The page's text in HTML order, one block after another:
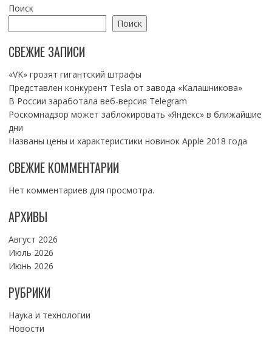
Поиск
Поиск
СВЕЖИЕ ЗАПИСИ
«VK» грозят гигантский штрафы
Представлен конкурент Tesla от завода «Калашникова»
В России заработала веб-версия Telegram
Роскомнадзор может заблокировать «Яндекс» в ближайшие
дни
Названы цены и характеристики новинок Apple 2018 года
СВЕЖИЕ КОММЕНТАРИИ
Нет комментариев для просмотра.
АРХИВЫ
Август 2026
Июль 2026
Июнь 2026
РУБРИКИ
Наука и технологии
Новости